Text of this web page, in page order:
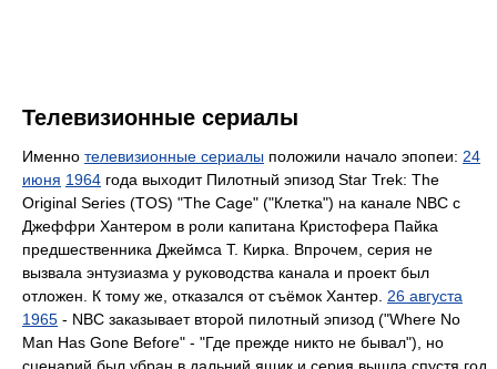
Телевизионные сериалы
Именно телевизионные сериалы положили начало эпопеи: 24
июня 1964 года выходит Пилотный эпизод Star Trek: The
Original Series (TOS) "The Cage" ("Клетка") на канале NBC c
Джеффри Хантером в роли капитана Кристофера Пайка
предшественника Джеймса Т. Кирка. Впрочем, серия не
вызвала энтузиазма у руководства канала и проект был
отложен. К тому же, отказался от съёмок Хантер. 26 августа
1965 - NBC заказывает второй пилотный эпизод ("Where No
Man Has Gone Before" - "Где прежде никто не бывал"), но